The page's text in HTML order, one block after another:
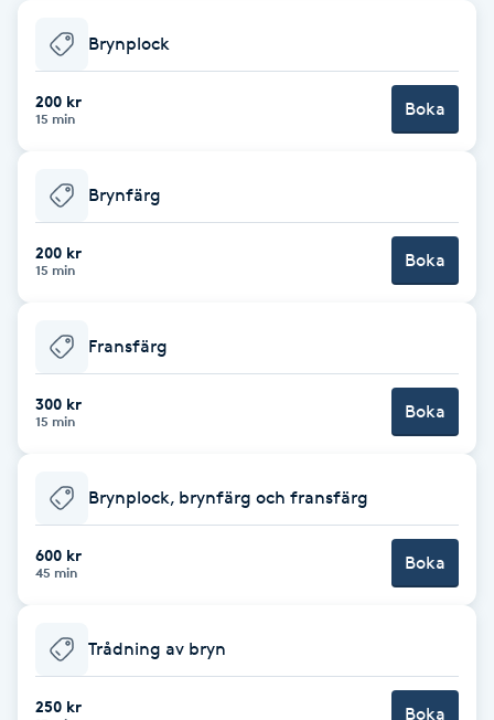
Babylights
Balayage
Barber
BIAB
Blowout
Brynfärgning
Brynplockning
Brynplock
200 kr
15 min Boka
Brynfärg
200 kr
15 min Boka
Fransfärg
300 kr
15 min Boka
Brynplock, brynfärg och fransfärg
600 kr
45 min Boka
Trådning av bryn
250 kr Boka